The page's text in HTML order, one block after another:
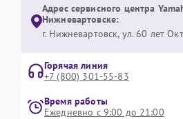
Адрес сервисного центра
Нижневартовске:
г. Нижневартовск, ул. 60 лет
Горячая линия
+7 (800) 301-55-83
Время работы
Ежедневно с 9:00 до 21:00